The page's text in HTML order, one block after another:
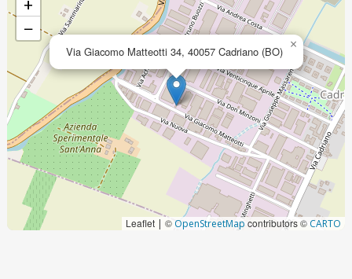
Via Giacomo Matteotti 34, 40057 Cadriano (BO) ×
−
Leaflet | © OpenStreetMap contributors © CARTO